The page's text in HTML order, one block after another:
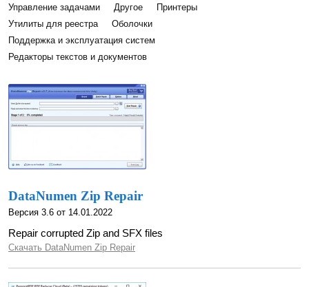
Управление задачами
Другое
Принтеры
Утилиты для реестра
Оболочки
Поддержка и эксплуатация систем
Редакторы текстов и документов
DataNumen Zip Repair
Версия 3.6 от 14.01.2022
Repair corrupted Zip and SFX files
Скачать DataNumen Zip Repair